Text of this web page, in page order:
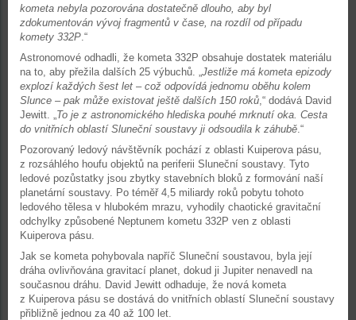
kometa nebyla pozorována dostatečně dlouho, aby byl
zdokumentován vývoj fragmentů v čase, na rozdíl od případu
komety 332P.“
Astronomové odhadli, že kometa 332P obsahuje dostatek materiálu
na to, aby přežila dalších 25 výbuchů. „Jestliže má kometa epizody
explozí každých šest let – což odpovídá jednomu oběhu kolem
Slunce – pak může existovat ještě dalších 150 roků,“ dodává David
Jewitt. „To je z astronomického hlediska pouhé mrknutí oka. Cesta
do vnitřních oblastí Sluneční soustavy ji odsoudila k záhubě.“
Pozorovaný ledový návštěvník pochází z oblasti Kuiperova pásu,
z rozsáhlého houfu objektů na periferii Sluneční soustavy. Tyto
ledové pozůstatky jsou zbytky stavebních bloků z formování naší
planetární soustavy. Po téměř 4,5 miliardy roků pobytu tohoto
ledového tělesa v hlubokém mrazu, vyhodily chaotické gravitační
odchylky způsobené Neptunem kometu 332P ven z oblasti
Kuiperova pásu.
Jak se kometa pohybovala napříč Sluneční soustavou, byla její
dráha ovlivňována gravitací planet, dokud ji Jupiter nenavedl na
současnou dráhu. David Jewitt odhaduje, že nová kometa
z Kuiperova pásu se dostává do vnitřních oblastí Sluneční soustavy
přibližně jednou za 40 až 100 let.